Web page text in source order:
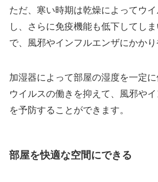
ただ、寒い時期は乾燥によってウ
し、さらに免疫機能も低下してし
で、風邪やインフルエンザにかかり
加湿器によって部屋の湿度を一定に
ウイルスの働きを抑えて、風邪や
を予防することができます。
部屋を快適な空間にできる